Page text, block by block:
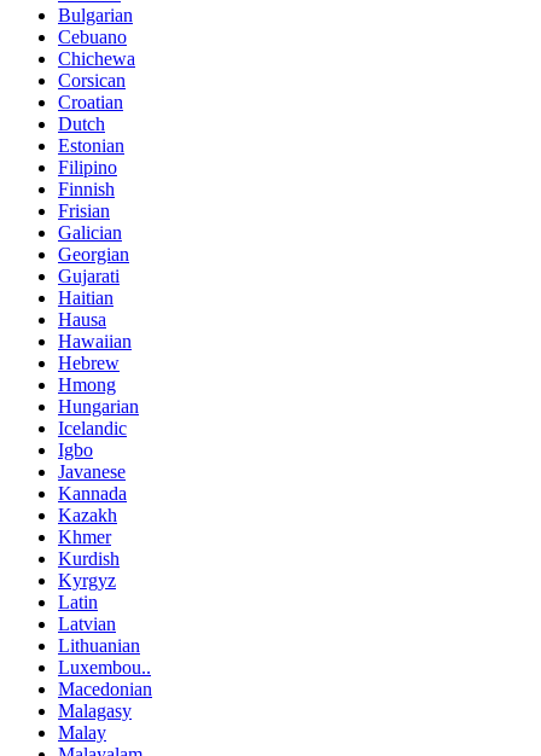
Bulgarian
Cebuano
Chichewa
Corsican
Croatian
Dutch
Estonian
Filipino
Finnish
Frisian
Galician
Georgian
Gujarati
Haitian
Hausa
Hawaiian
Hebrew
Hmong
Hungarian
Icelandic
Igbo
Javanese
Kannada
Kazakh
Khmer
Kurdish
Kyrgyz
Latin
Latvian
Lithuanian
Luxembou..
Macedonian
Malagasy
Malay